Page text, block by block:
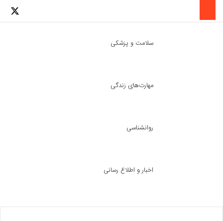
لینکدین
سلامت و پزشکی
مهارت‌های زندگی
روانشناسی
اخبار و اطلاع رسانی